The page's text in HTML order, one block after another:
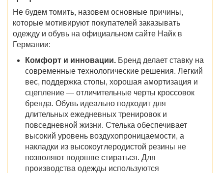
Не будем томить, назовем основные причины,
которые мотивируют покупателей заказывать
одежду и обувь на официальном сайте Найк в
Германии:
Комфорт и инновации. Бренд делает ставку на
современные технологические решения. Легкий
вес, поддержка стопы, хорошая амортизация и
сцепление — отличительные черты кроссовок
бренда. Обувь идеально подходит для
длительных ежедневных тренировок и
повседневной жизни. Стелька обеспечивает
высокий уровень воздухопроницаемости, а
накладки из высокоуглеродистой резины не
позволяют подошве стираться. Для
производства одежды используются